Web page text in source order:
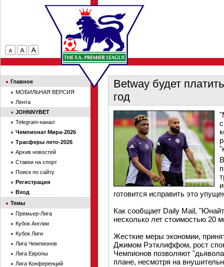
Betway будет
год
готовится исправить это
Как сообщает Daily Mail,
несколько лет стоимостью 20
Жесткие меры экономии,
Джимом Рэтклиффом, рост
Чемпионов позволяют
плане, несмотря на
Главное
МОБИЛЬНАЯ ВЕРСИЯ
Лента
JOHNNYBET
Telegram-канал
Чемпионат Мира-2026
Трасферы лето-2026
Архив новостей
Ставки на спорт
Поиск по сайту
Регистрация
Вход
Темы
Премьер-Лига
Кубок Англии
Кубок Лиги
Лига Чемпионов
Лига Европы
Лига Конференций